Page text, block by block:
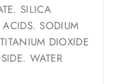
SILICA
ACIDS. SODIUM
DIOXIDE
WATER